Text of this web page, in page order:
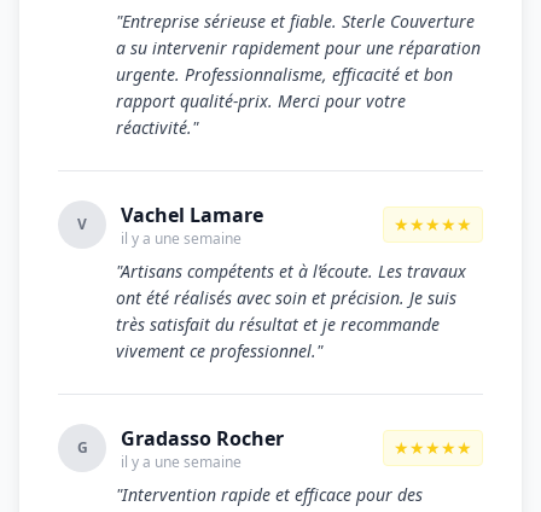
"Entreprise sérieuse et fiable. Sterle Couverture
a su intervenir rapidement pour une réparation
urgente. Professionnalisme, efficacité et bon
rapport qualité-prix. Merci pour votre
réactivité."
V Vachel Lamare
il y a une semaine
★★★★★
"Artisans compétents et à l’écoute. Les travaux
ont été réalisés avec soin et précision. Je suis
très satisfait du résultat et je recommande
vivement ce professionnel."
G Gradasso Rocher
il y a une semaine
★★★★★
"Intervention rapide et efficace pour des